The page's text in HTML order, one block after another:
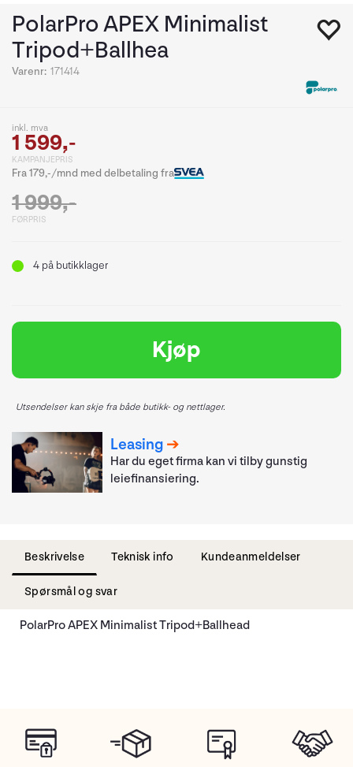
PolarPro APEX Minimalist
Tripod+Ballhea
Varenr: 171414
inkl. mva
1 599,-
KAMPANJEPRIS
Fra 179,-/mnd med delbetaling fra
1 999,-
FØRPRIS
4 på butikklager
Kjøp
Utsendelser kan skje fra både butikk- og nettlager.
Leasing
Har du eget firma kan vi tilby gunstig
leiefinansiering.
Beskrivelse Teknisk info Kundeanmeldelser
Spørsmål og svar
PolarPro APEX Minimalist Tripod+Ballhead